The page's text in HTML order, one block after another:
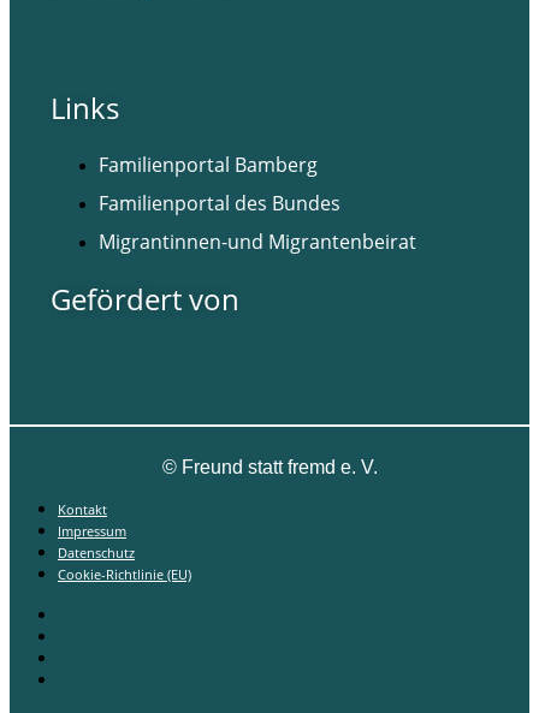
Links
Familienportal Bamberg
Familienportal des Bundes
Migrantinnen-und Migrantenbeirat
Gefördert von
©Freund statt fremd e. V.
Kontakt
Impressum
Datenschutz
Cookie-Richtlinie (EU)